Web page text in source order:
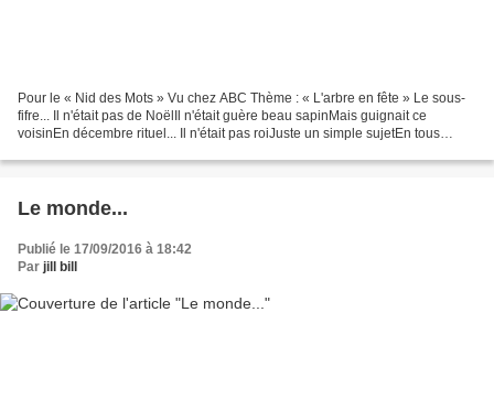
Pour le « Nid des Mots » Vu chez ABC Thème : « L'arbre en fête » Le sous-
fifre... Il n'était pas de NoëlIl n'était guère beau sapinMais guignait ce
voisinEn décembre rituel... Il n'était pas roiJuste un simple sujetEn tous
Le monde...
Publié le 17/09/2016 à 18:42
Par jill bill